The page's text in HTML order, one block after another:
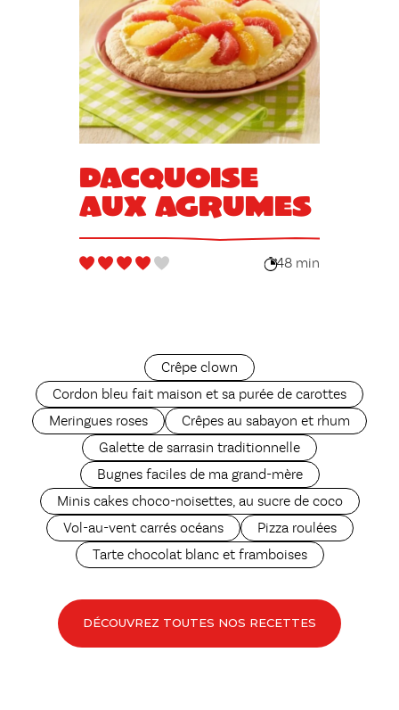
Dacquoise
aux agrumes
48 min
Crêpe clown
Cordon bleu fait maison et sa purée de carottes
Meringues roses
Crêpes au sabayon et rhum
Galette de sarrasin traditionnelle
Bugnes faciles de ma grand-mère
Minis cakes choco-noisettes, au sucre de coco
Vol-au-vent carrés océans
Pizza roulées
Tarte chocolat blanc et framboises
DÉCOUVREZ TOUTES NOS RECETTES